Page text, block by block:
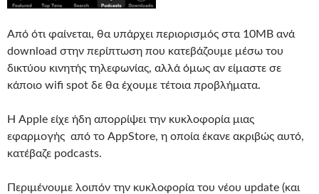
Από ότι φαίνεται, θα υπάρχει περιορισμός στα 10MB ανά
download στην περίπτωση που κατεβάζουμε μέσω του
δικτύου κινητής τηλεφωνίας, αλλά όμως αν είμαστε σε
κάποιο wifi spot δε θα έχουμε τέτοια προβλήματα.
Η Apple είχε ήδη απορρίψει την κυκλοφορία μιας
εφαρμογής από το AppStore, η οποία έκανε ακριβώς αυτό,
κατέβαζε podcasts.
Περιμένουμε λοιπόν την κυκλοφορία του νέου update (και